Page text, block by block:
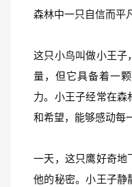
森林中一只自信而平
这只小鸟叫做小王子
量，但它具备着一
力。小王子经常在森
和希望，能够感动每
一天，这只鹰好奇地
他的秘密。小王子静